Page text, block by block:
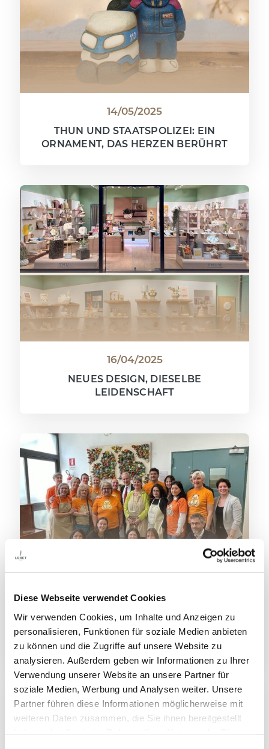
Diese Webseite verwendet Cookies
Wir verwenden Cookies, um Inhalte und Anzeigen zu
personalisieren, Funktionen für soziale Medien anbieten
zu können und die Zugriffe auf unsere Website zu
analysieren. Außerdem geben wir Informationen zu Ihrer
Verwendung unserer Website an unsere Partner für
soziale Medien, Werbung und Analysen weiter. Unsere
Partner führen diese Informationen möglicherweise mit
weiteren Daten zusammen, die Sie ihnen bereitgestellt
14/05/2025
THUN UND STAATSPOLIZEI: EIN
ORNAMENT, DAS HERZEN BERÜHRT
16/04/2025
NEUES DESIGN, DIESELBE
LEIDENSCHAFT
„EIN GARTEN ERBLÜHT“: WENN
HOFFNUNG FORM ANNIMMT